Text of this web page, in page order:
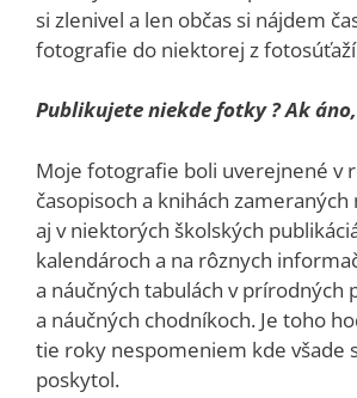
si zlenivel a len občas si nájdem
fotografie do niektorej z
Publikujete niekde fotky ? Ak
Moje fotografie boli uverejnené v
časopisoch a knihách
aj v niektorých školských
kalendároch a na rôznych
a náučných tabulách v prírodných
a náučných chodníkoch. Je toho
tie roky nespomeniem kde všade
poskytol.